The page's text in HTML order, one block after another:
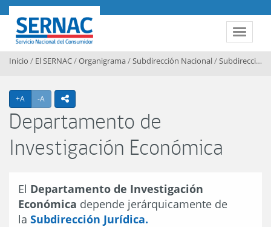
Contenido principal
Toggle
SERNAC
Inicio / El SERNAC/Organigrama/Subdirección Nacional/Subdirección Jurídica
+A Agrandar texto
-A Achicar textoicono compartir
Departamento de
Investigación Económica
El Departamento de Investigación
Económica depende jerárquicamente de
la Subdirección Jurídica.